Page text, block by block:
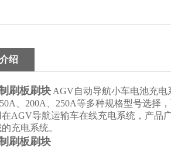
绍
刷板刷块 AGV自动导航小车电池充电
、200A、250A等多种规格型号选择
AGV导航运输车在线充电系统，产品
充电系统。
刷板刷块